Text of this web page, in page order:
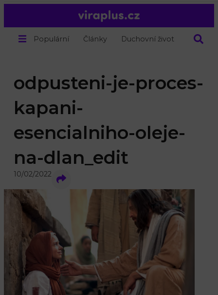
Populární Články Duchovní život O nás
odpusteni-je-proces-
kapani-
esencialniho-oleje-
na-dlan_edit
10/02/2022